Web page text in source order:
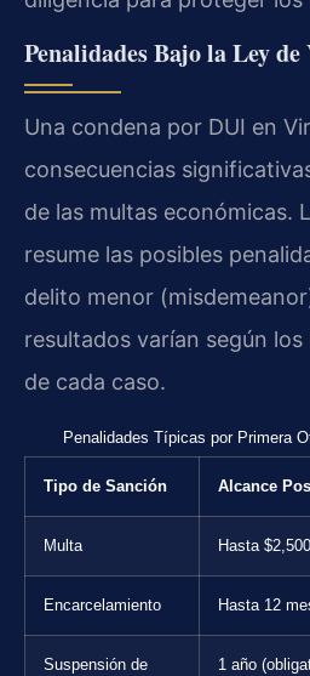
Penalidades Bajo la Ley
Una condena por DUI en
consecuencias
de las multas económicas.
resume las posibles
delito menor
resultados varían según
de cada caso.
Penalidades Típicas por Primera
Tipo de Sanción Alcance
Multa Hasta $2,500
Encarcelamiento Hasta 12
Suspensión de
1 año